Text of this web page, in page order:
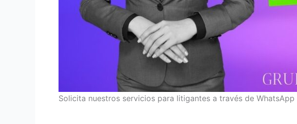
Solicita nuestros servicios para litigantes a través de WhatsApp